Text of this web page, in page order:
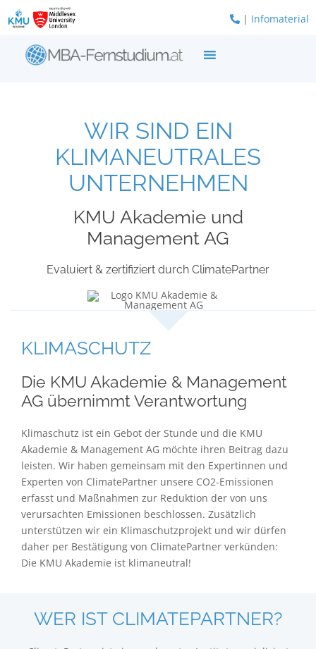
| Infomaterial
Zum
Inhalt
WIR SIND EIN
KLIMANEUTRALES
UNTERNEHMEN
KMU Akademie und
Management AG
Evaluiert & zertifiziert durch ClimatePartner
KLIMASCHUTZ
Die KMU Akademie & Management
AG übernimmt Verantwortung
Klimaschutz ist ein Gebot der Stunde und die KMU
Akademie & Management AG möchte ihren Beitrag dazu
leisten. Wir haben gemeinsam mit den Expertinnen und
Experten von ClimatePartner unsere CO2-Emissionen
erfasst und Maßnahmen zur Reduktion der von uns
verursachten Emissionen beschlossen. Zusätzlich
unterstützen wir ein Klimaschutzprojekt und wir dürfen
daher per Bestätigung von ClimatePartner verkünden:
Die KMU Akademie ist klimaneutral!
WER IST CLIMATEPARTNER?